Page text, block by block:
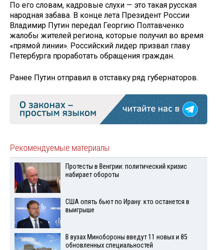
По его словам, кадровые слухи — это такая русская
народная забава. В конце лета Президент России
Владимир Путин передал Георгию Полтавченко
жалобы жителей региона, которые получил во время
«прямой линии». Российский лидер призвал главу
Петербурга проработать обращения граждан.
Ранее Путин отправил в отставку ряд губернаторов.
Рекомендуемые материалы
Протесты в Венгрии: политический кризис
набирает обороты
США опять бьют по Ирану: кто останется в
выигрыше
В вузах Минобороны введут 11 новых и 85
обновленных специальностей